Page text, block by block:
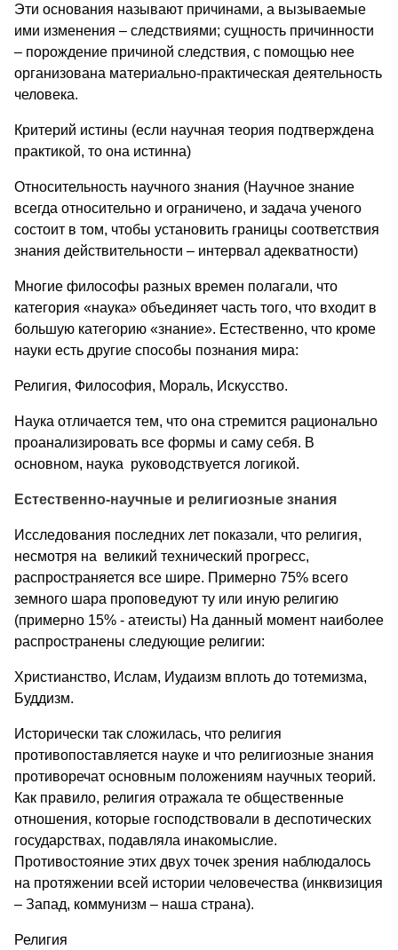
Эти основания называют причинами, а вызываемые
ими изменения – следствиями; сущность причинности
– порождение причиной следствия, с помощью нее
организована материально-практическая деятельность
человека.
Критерий истины (если научная теория подтверждена
практикой, то она истинна)
Относительность научного знания (Научное знание
всегда относительно и ограничено, и задача ученого
состоит в том, чтобы установить границы соответствия
знания действительности – интервал адекватности)
Многие философы разных времен полагали, что
категория «наука» объединяет часть того, что входит в
большую категорию «знание». Естественно, что кроме
науки есть другие способы познания мира:
Религия, Философия, Мораль, Искусство.
Наука отличается тем, что она стремится рационально
проанализировать все формы и саму себя. В
основном, наука руководствуется логикой.
Естественно-научные и религиозные знания
Исследования последних лет показали, что религия,
несмотря на великий технический прогресс,
распространяется все шире. Примерно 75% всего
земного шара проповедуют ту или иную религию
(примерно 15% - атеисты) На данный момент наиболее
распространены следующие религии:
Христианство, Ислам, Иудаизм вплоть до тотемизма,
Буддизм.
Исторически так сложилась, что религия
противопоставляется науке и что религиозные знания
противоречат основным положениям научных теорий.
Как правило, религия отражала те общественные
отношения, которые господствовали в деспотических
государствах, подавляла инакомыслие.
Противостояние этих двух точек зрения наблюдалось
на протяжении всей истории человечества (инквизиция
– Запад, коммунизм – наша страна).
Религия